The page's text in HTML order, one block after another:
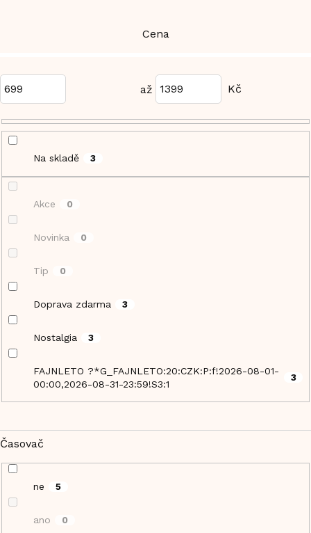
Cena
699 1399
Na skladě 3
Akce 0
Novinka 0
Tip 0
Doprava zdarma 3
Nostalgia 3
FAJNLETO ?*G_FAJNLETO:20:CZK:P:f!2026-08-01-
00:00,2026-08-31-23:59!S3:1
3
Časovač
ne 5
ano 0